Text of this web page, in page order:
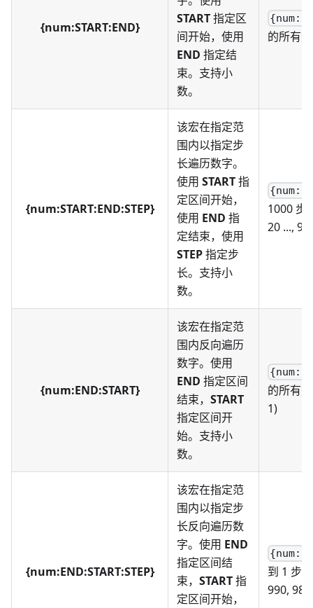
{num:START:END}
START指定区
间开始，使用
END 指定结
束。支持小
数。
的所有
{num:START:END:STEP}
该宏在指定范
围内以指定步
长遍历数字。
使用 START指
定区间开始，
使用 END 指
定结束，使用
STEP指定步
长。支持小
数。
1000 步
20 ...,
{num:END:START}
该宏在指定范
围内反向遍历
数字。使用
END 指定区间
结束， START
指定区间开
始。支持小
数。
的所有
1)
{num:END:START:STEP}
该宏在指定范
围内以指定步
长反向遍历数
字。使用 END
指定区间结
束， START指
定区间开始，
到 1 步
990,